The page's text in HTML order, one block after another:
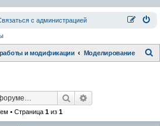
с администрацией
и модификации Моделирование
Поиск
• Страница 1из 1